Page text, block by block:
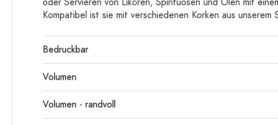
Kompatibel ist sie mit verschiedenen Korken aus unserem
Bedruckbar
Volumen
Volumen - randvoll